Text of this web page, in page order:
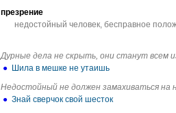
презрение
недостойный человек, бесправное
Дурные дела не скрыть, они станут всем
● Шила в мешке не утаишь
Недостойный не должен замахиваться
● Знай сверчок свой шесток